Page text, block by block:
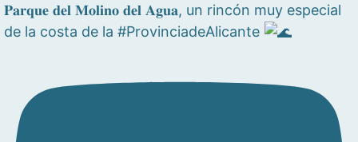
𝐏𝐚𝐫𝐪𝐮𝐞 𝐝𝐞𝐥 𝐌𝐨𝐥𝐢𝐧𝐨 𝐝𝐞𝐥 𝐀𝐠𝐮𝐚, un rincón muy especial
de la costa de la #ProvinciadeAlicante